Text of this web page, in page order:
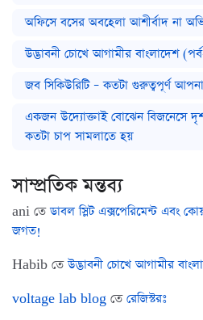
অফিসে বসের অবহেলা আশীর্বাদ না
উদ্ভাবনী চোখে আগামীর বাংলাদেশ
জব সিকিউরিটি – কতটা গুরুত্বপূর্ণ
একজন উদ্যোক্তাই বোঝেন বিজনেসে
কতটা চাপ সামলাতে হয়
সাম্প্রতিক মন্তব্য
ani তেডাবল স্লিট এক্সপেরিমেন্ট এবং
জগত!
Habib তেউদ্ভাবনী চোখে আগামীর
voltage lab blog তেরেজিস্টরঃ